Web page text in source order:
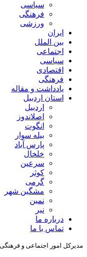
سیاسی
فرهنگی
ورزشی
ایران
بین الملل
اجتماعی
سیاسی
اقتصادی
فرهنگی
یادداشت و مقاله
استان اردبیل
اردبیل
اصلاندوز
انگوت
بیله سوار
پارس آباد
خلخال
سرعین
کوثر
گرمی
مشگین شهر
نمین
نیر
درباره ما
تماس با ما
مدیرکل امور اجتماعی و فرهنگی